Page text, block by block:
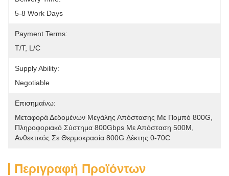
5-8 Work Days
Payment Terms:
T/T, L/C
Supply Ability:
Negotiable
Επισημαίνω:
Μεταφορά Δεδομένων Μεγάλης Απόστασης Με Πομπό 800G
Πληροφοριακό Σύστημα 800Gbps Με Απόσταση 500M
Ανθεκτικός Σε Θερμοκρασία 800G Δέκτης 0-70C
Περιγραφή Προϊόντων